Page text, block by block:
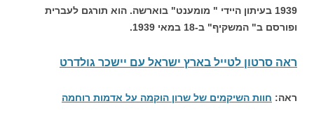
1939 בעיתון היידי " מומענט" בוארשה. הוא תורגם לעברית
ופורסם ב" המשקיף" ב-18 במאי 1939.
ראה סרטון לטייל בארץ ישראל עם יישכר גולדרט
ראה: חוות השיקמים של שרון הוקמה על אדמות רוחמה